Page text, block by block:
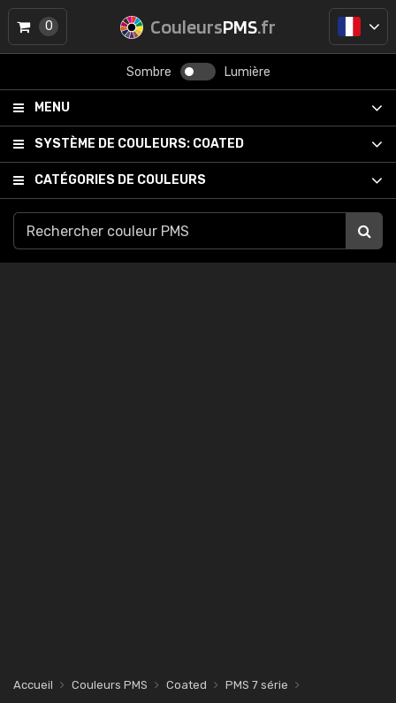
CouleursPMS.fr
Sombre Lumière
MENU
SYSTÈME DE COULEURS: COATED
CATÉGORIES DE COULEURS
0
Accueil Couleurs PMS Coated
PMS 7 série